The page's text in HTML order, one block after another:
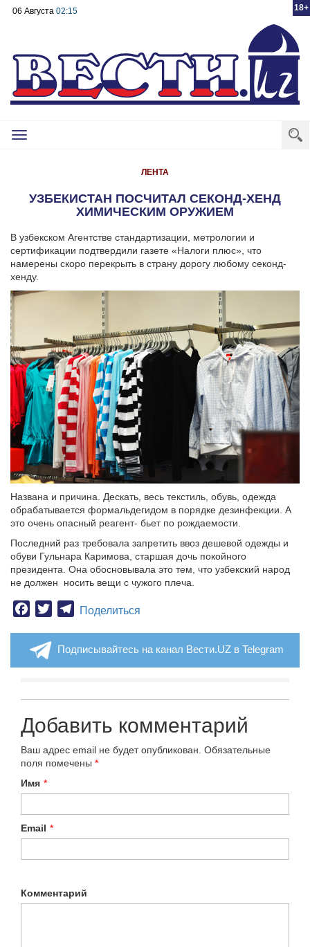
18+
06 Августа 02:15
Toggle
ЛЕНТА
УЗБЕКИСТАН ПОСЧИТАЛ СЕКОНД-ХЕНД
ХИМИЧЕСКИМ ОРУЖИЕМ
В узбекском Агентстве стандартизации, метрологии и
сертификации подтвердили газете «Налоги плюс», что
намерены скоро перекрыть в страну дорогу любому секонд-
хенду.
Названа и причина. Дескать, весь текстиль, обувь, одежда
обрабатывается формальдегидом в порядке дезинфекции. А
это очень опасный реагент- бьет по рождаемости.
Последний раз требовала запретить ввоз дешевой одежды и
обуви Гульнара Каримова, старшая дочь покойного
президента. Она обосновывала это тем, что узбекский народ
не должен носить вещи с чужого плеча.
Facebook
TwitterTelegram
Поделиться
Подписывайтесь на канал Вести.UZ в Telegram
Добавить комментарий
Ваш адрес email не будет опубликован. Обязательные
поля помечены *
Имя *
Email *
Комментарий